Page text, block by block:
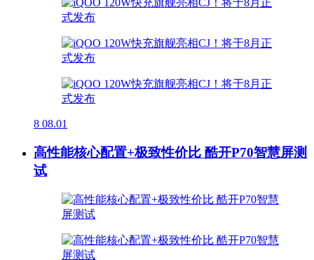
8 08.01
高性能核心配置+极致性价比 酷开P70智慧屏测
试